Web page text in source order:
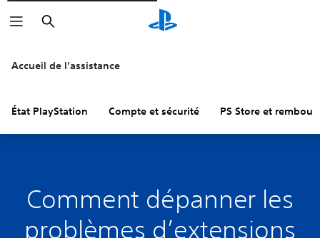
Rechercher
Accueil de l’assistance
État PlayStation Compte et sécurité PS Store et
Comment dépanner les
problèmes d’extensions